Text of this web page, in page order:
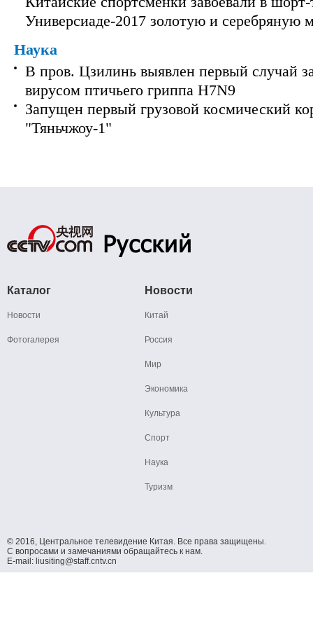
Универсиаде-2017 золотую и серебряную
Наука
В пров. Цзилинь выявлен первый случай
вирусом птичьего гриппа H7N9
Запущен первый грузовой космический
"Тяньчжоу-1"
Каталог
Новости
Фотогалерея
Новости
Китай
Россия
Мир
Экономика
Культура
Спорт
Наука
Туризм
© 2016, Центральное телевидение Китая. Все права защищены.
С вопросами и замечаниями обращайтесь к нам.
E-mail: liusiting@staff.cntv.cn